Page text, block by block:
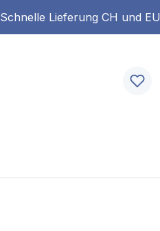
Schnelle Lieferung CH und EU